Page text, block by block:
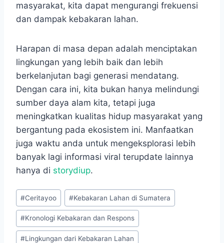
masyarakat, kita dapat mengurangi frekuensi
dan dampak kebakaran lahan.
Harapan di masa depan adalah menciptakan
lingkungan yang lebih baik dan lebih
berkelanjutan bagi generasi mendatang.
Dengan cara ini, kita bukan hanya melindungi
sumber daya alam kita, tetapi juga
meningkatkan kualitas hidup masyarakat yang
bergantung pada ekosistem ini. Manfaatkan
juga waktu anda untuk mengeksplorasi lebih
banyak lagi informasi viral terupdate lainnya
hanya di storydiup.
Post
Tags:
#Ceritayoo #Kebakaran Lahan di Sumatera
#Kronologi Kebakaran dan Respons
#Lingkungan dari Kebakaran Lahan